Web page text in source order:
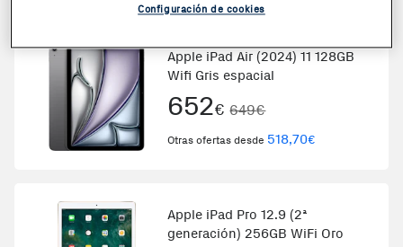
Apple iPad Air (2024) 11 128GB
Wifi Gris espacial
652€ 649€
Otras ofertas desde 518,70€
Apple iPad Pro 12.9 (2ª
generación) 256GB WiFi Oro
Configuración de cookies